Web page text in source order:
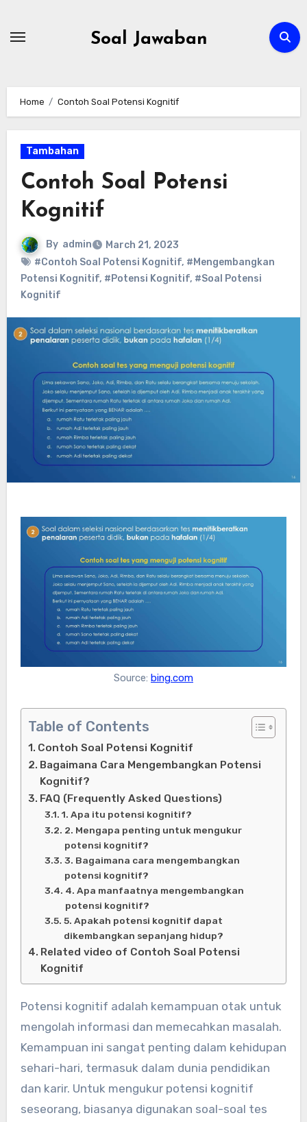
Soal Jawaban
Home Contoh Soal Potensi Kognitif
Tambahan
Contoh Soal Potensi
Kognitif
By admin
March 21, 2023
#Contoh Soal Potensi Kognitif, #Mengembangkan
Potensi Kognitif, #Potensi Kognitif, #Soal Potensi
Kognitif
Source: bing.com
Table of Contents
Contoh Soal Potensi Kognitif
Bagaimana Cara Mengembangkan Potensi
Kognitif?
FAQ (Frequently Asked Questions)
1. Apa itu potensi kognitif?
2. Mengapa penting untuk mengukur
potensi kognitif?
3. Bagaimana cara mengembangkan
potensi kognitif?
4. Apa manfaatnya mengembangkan
potensi kognitif?
5. Apakah potensi kognitif dapat
dikembangkan sepanjang hidup?
Related video of Contoh Soal Potensi
Kognitif
Potensi kognitif adalah kemampuan otak untuk
mengolah informasi dan memecahkan masalah.
Kemampuan ini sangat penting dalam kehidupan
sehari-hari, termasuk dalam dunia pendidikan
dan karir. Untuk mengukur potensi kognitif
seseorang, biasanya digunakan soal-soal tes